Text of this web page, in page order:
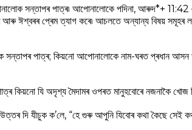
সন্তাপৰ পাত্ৰ৷ আপোনালোকে পদিনা, আৰুদ*+ 11:42
আৰু ঈশ্বৰৰ প্ৰেম ত্যাগ কৰে৷ আচলতে অন্যান্য বিষয় সমূহৰ
সন্তাপৰ পাত্ৰ; কিয়নো আপোনালোকে নাম-ঘৰত প্ৰধান আসন
কিয়নো যি অদৃশ্য মৈদামৰ ওপৰত মানুহবোৰে নজনাকৈ খোজ
দি যীচুক ক’লে, “হে গুৰু আপুনি যিবোৰ কথা কৈছে সেই